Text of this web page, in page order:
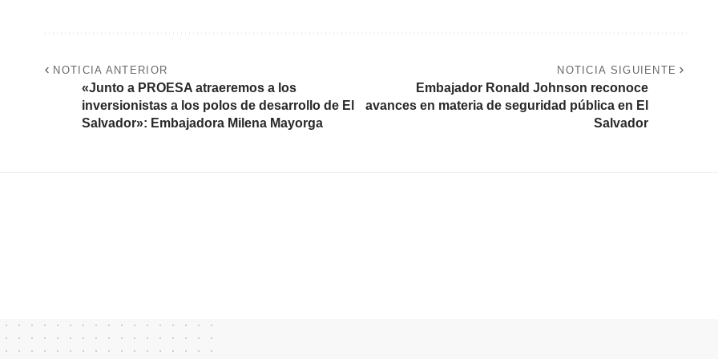
NOTICIA ANTERIOR
«Junto a PROESA atraeremos a los
inversionistas a los polos de desarrollo de El
Salvador»: Embajadora Milena Mayorga
NOTICIA SIGUIENTE
Embajador Ronald Johnson reconoce
avances en materia de seguridad pública en El
Salvador